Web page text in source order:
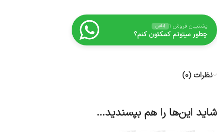
پشتیبان فروش ۱ آنلاین
چطور میتونم کمکتون کنم؟
نظرات (0)
شاید این‌ها را هم بپسندید…